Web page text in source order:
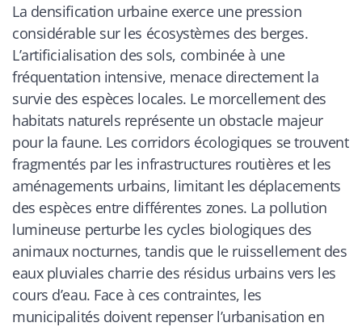
La densification urbaine exerce une pression
considérable sur les écosystèmes des berges.
L’artificialisation des sols, combinée à une
fréquentation intensive, menace directement la
survie des espèces locales. Le morcellement des
habitats naturels représente un obstacle majeur
pour la faune. Les corridors écologiques se trouvent
fragmentés par les infrastructures routières et les
aménagements urbains, limitant les déplacements
des espèces entre différentes zones. La pollution
lumineuse perturbe les cycles biologiques des
animaux nocturnes, tandis que le ruissellement des
eaux pluviales charrie des résidus urbains vers les
cours d’eau. Face à ces contraintes, les
municipalités doivent repenser l’urbanisation en